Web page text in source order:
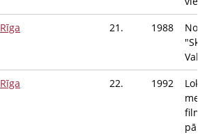
Rīga 21. 1988
Rīga 22. 1992